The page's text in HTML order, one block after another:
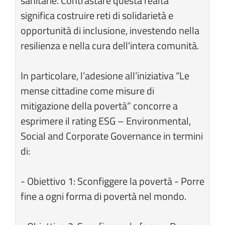
significa costruire reti di solidarietà e
opportunità di inclusione, investendo nella
resilienza e nella cura dell'intera comunità.
In particolare, l’adesione all’iniziativa “Le
mense cittadine come misure di
mitigazione della povertà” concorre a
esprimere il rating ESG – Environmental,
Social and Corporate Governance in termini
di:
- Obiettivo 1: Sconfiggere la povertà - Porre
fine a ogni forma di povertà nel mondo.